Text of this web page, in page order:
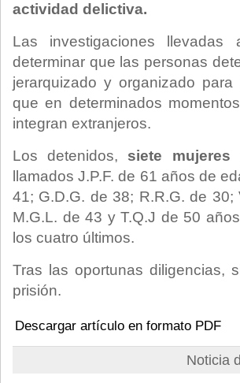
actividad delictiva.
Las investigaciones
determinar que las personas
jerarquizado y organizado
que en determinados
integran extranjeros.
Los detenidos, siete mujeres
llamados J.P.F. de 61 años de
41; G.D.G. de 38; R.R.G. de 30;
M.G.L. de 43 y T.Q.J de 50
los cuatro últimos.
Tras las oportunas diligencias,
prisión.
Descargar artículo en formato PDF
Noticia